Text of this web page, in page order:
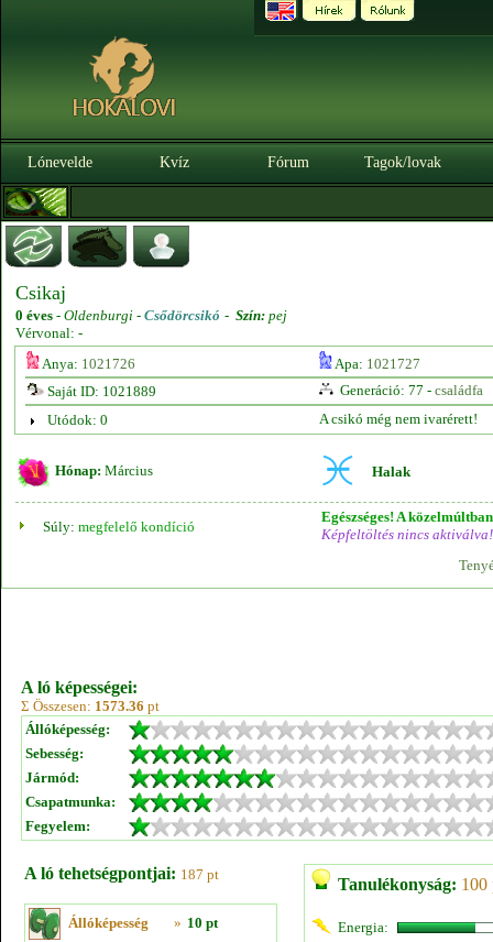
Lónevelde Kvíz Fórum Tagok/lovak
Csikaj
0 éves - Oldenburgi - Csődörcsikó - Szín: pej
Vérvonal: -
Anya: 1021726 Apa: 1021727
Saját ID: 1021889
Generáció: 77 - családfa
Utódok: 0
A csikó még nem ivarérett!
Hónap: Március Halak
Súly: megfelelő kondíció
Egészséges! A
Képfeltöltés nincs aktiválva!
A ló képességei:
Σ Összesen: 1573.36 pt
Állóképesség:
Sebesség:
Jármód:
Csapatmunka:
Fegyelem:
A ló tehetségpontjai: 187 pt
Állóképesség » 10 pt
Tanulékonyság: 100
Energia: